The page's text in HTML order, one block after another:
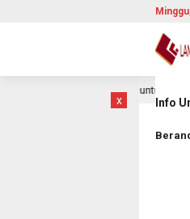
Info
x
Pengabdian untuk Rakyat